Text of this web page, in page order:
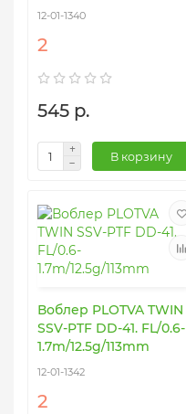
12-01-1340
2
545 р.
В корзину
Воблер PLOTVA TWIN
SSV-PTF DD-41. FL/0.6-
1.7m/12.5g/113mm
12-01-1342
2